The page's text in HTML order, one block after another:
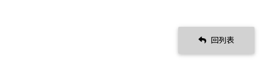
回列表